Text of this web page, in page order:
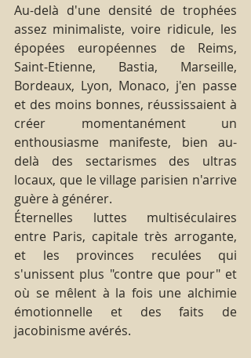
Au-delà d'une densité de trophées
assez minimaliste, voire ridicule, les
épopées européennes de Reims,
Saint-Etienne, Bastia, Marseille,
Bordeaux, Lyon, Monaco, j'en passe
et des moins bonnes, réussissaient à
créer momentanément un
enthousiasme manifeste, bien au-
delà des sectarismes des ultras
locaux, que le village parisien n'arrive
guère à générer.
Éternelles luttes multiséculaires
entre Paris, capitale très arrogante,
et les provinces reculées qui
s'unissent plus "contre que pour" et
où se mêlent à la fois une alchimie
émotionnelle et des faits de
jacobinisme avérés.